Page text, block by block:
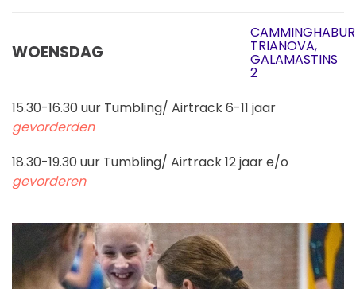
WOENSDAG TRIANOVA,
GALAMASTINS
2
15.30-16.30 uur Tumbling/ Airtrack 6-11 jaar
gevorderden
18.30-19.30 uur Tumbling/ Airtrack 12 jaar e/o
gevorderen